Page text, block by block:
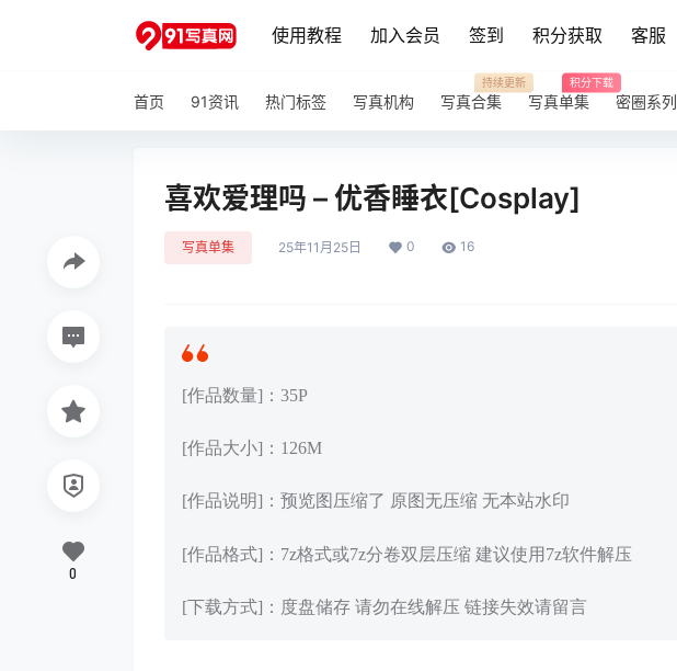
使用教程 加入会员 签到 积分获取 客服
首页 91资讯 热门标签 写真机构 写真合集
持续更新
写真单集
积分下载
密圈系列
喜欢爱理吗 – 优香睡衣[Cosplay]
写真单集 25年11月25日 0 16
[作品数量]：35P
[作品大小]：126M
[作品说明]：预览图压缩了 原图无压缩 无本站水印
[作品格式]：7z格式或7z分卷双层压缩 建议使用7z软件解压
[下载方式]：度盘储存 请勿在线解压 链接失效请留言
0